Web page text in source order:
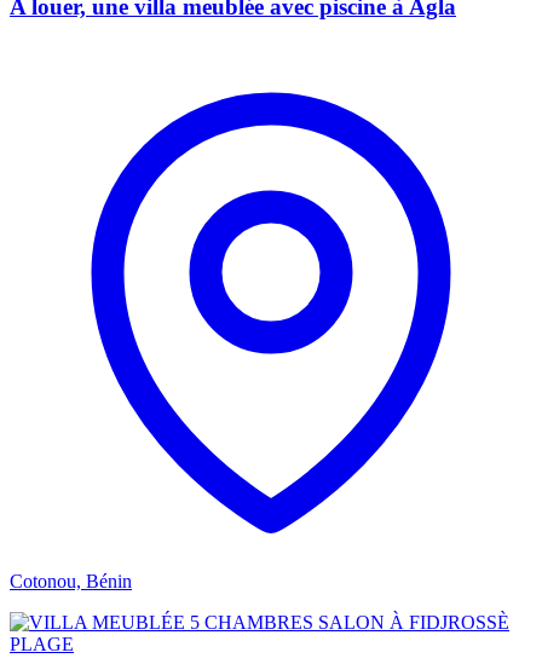
A louer, une villa meublée avec piscine à Agla
Cotonou, Bénin